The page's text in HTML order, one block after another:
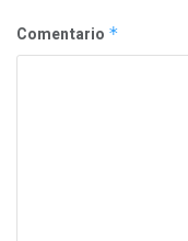
Comentario *